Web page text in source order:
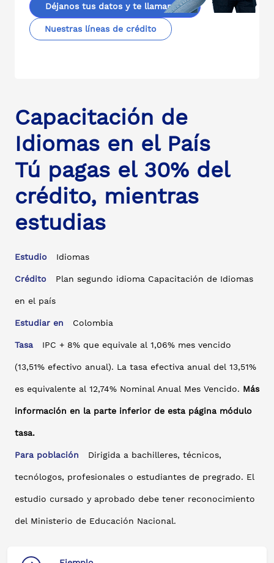
Déjanos tus datos y te llamamos
Nuestras líneas de crédito
Capacitación de
Idiomas en el País
Tú pagas el 30% del
crédito, mientras
estudias
Estudio Idiomas
Crédito Plan segundo idioma Capacitación de Idiomas
en el país
Estudiar en Colombia
Tasa IPC + 8% que equivale al 1,06% mes vencido
(13,51% efectivo anual). La tasa efectiva anual del 13,51%
es equivalente al 12,74% Nominal Anual Mes Vencido. Más
información en la parte inferior de esta página módulo
tasa.
Para población Dirigida a bachilleres, técnicos,
tecnólogos, profesionales o estudiantes de pregrado. El
estudio cursado y aprobado debe tener reconocimiento
del Ministerio de Educación Nacional.